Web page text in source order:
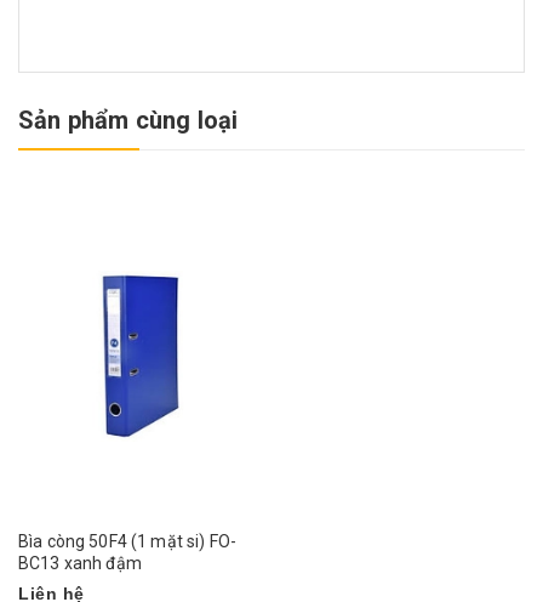
Sản phẩm cùng loại
Bìa còng 50F4 (1 mặt si) FO-
BC13 xanh đậm
Liên hệ